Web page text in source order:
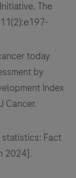
The
today
by
Index
Cancer.
statistics: Fact
2024].